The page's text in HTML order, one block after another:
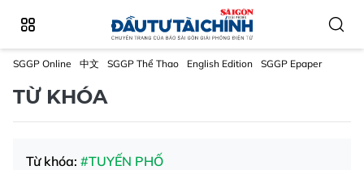
SGGP Online 中文 SGGP Thể Thao English Edition SGGP Epaper
TỪ KHÓA
Từ khóa: #TUYẾN PHỐ